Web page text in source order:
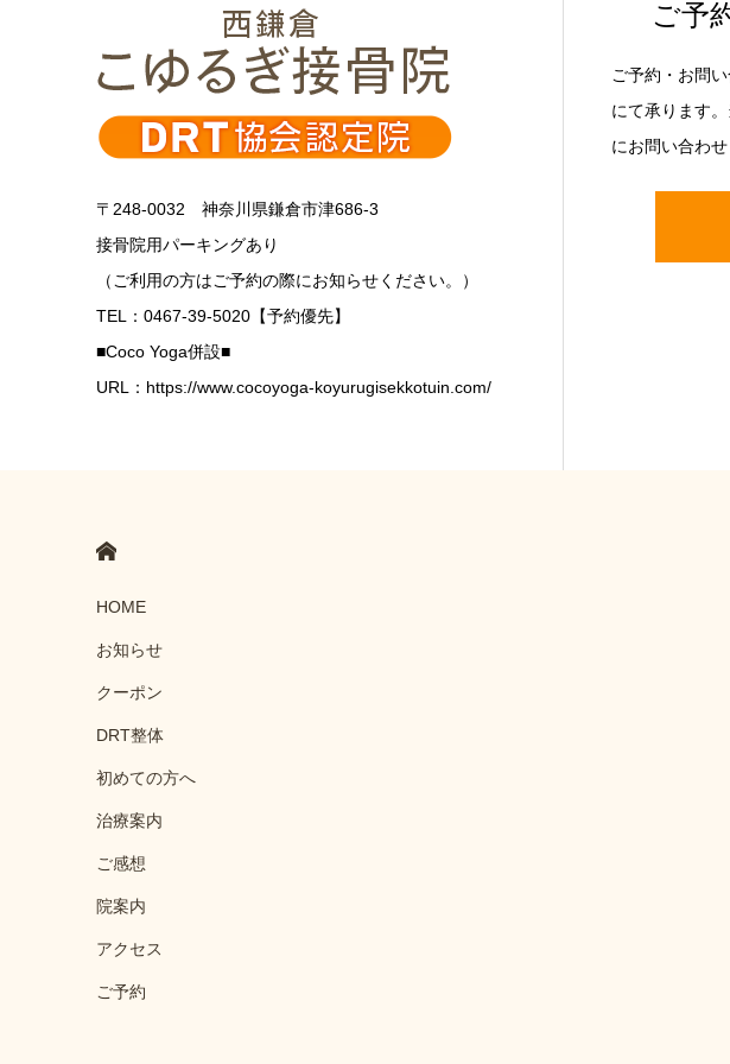
〒248-0032 神奈川県鎌倉市津686-3
接骨院用パーキングあり
（ご利用の方はご予約の際にお知らせください。）
TEL：0467-39-5020【予約優先】
■Coco Yoga併設■
URL：https://www.cocoyoga-koyurugisekkotuin.com/
ご予
ご予約・お問
にて承ります
にお問い合わせ
HOME
お知らせ
クーポン
DRT整体
初めての方へ
治療案内
ご感想
院案内
アクセス
ご予約